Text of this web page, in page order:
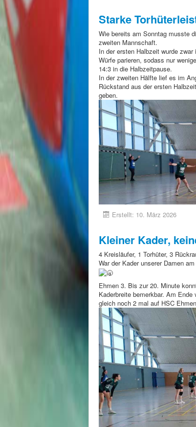
Starke
Wie bereits am Sonntag musste
zweiten Mannschaft.
In der ersten Halbzeit wurde
Würfe parieren, sodass nur
14:3 in die Halbzeitpause.
In der zweiten Hälfte lief es im
Rückstand aus der ersten
geben.
Erstellt: 10. März 2026
Kleiner Kader,
4 Kreisläufer, 1 Torhüter, 3
War der Kader unserer Damen
Ehmen 3. Bis zur 20. Minute
Kaderbreite bemerkbar. Am
gleich noch 2 mal auf HSC